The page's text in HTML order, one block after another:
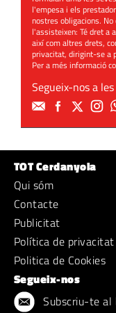
l'empesa i els
nostres obligacions.
l'assisteixen: Té dret a
així com altres drets,
privacitat, dirigint-se a
Per a més informació
Segueix-nos a
TOT Cerdanyola
Qui sóm
Contacte
Publicitat
Política de privacitat
Politica de Cookies
Segueix-nos
Subscriu-te